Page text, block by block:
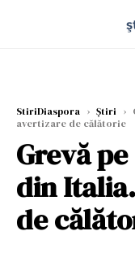
StiriDiaspora › Știri ›
avertizare de călătorie
Grevă
din
de